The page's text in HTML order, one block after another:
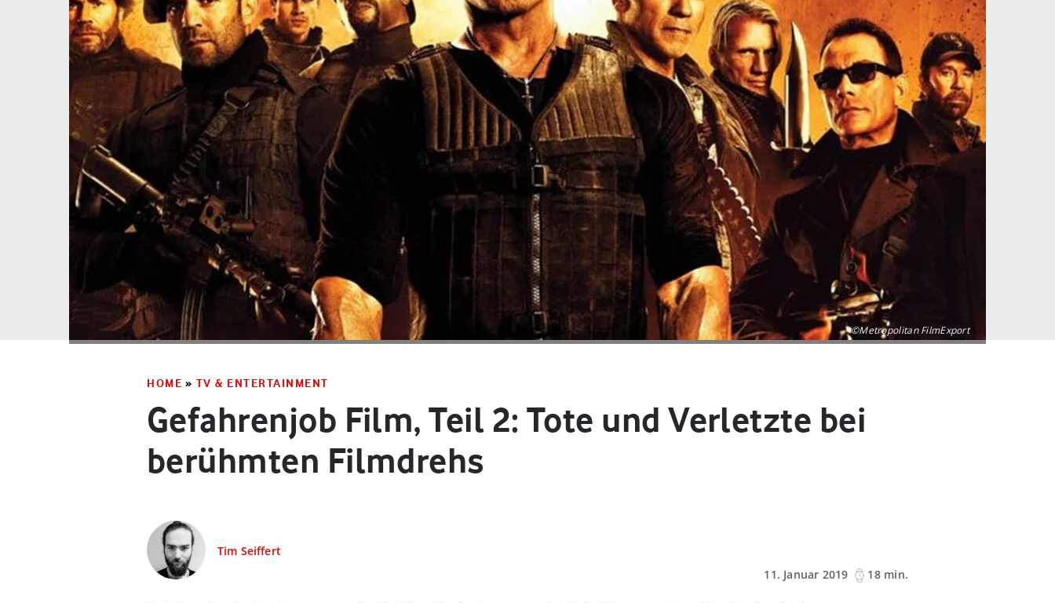
©Metropolitan FilmExport
HOME » TV & ENTERTAINMENT
Gefahrenjob Film, Teil 2: Tote und Verletzte bei
berühmten Filmdrehs
Tim Seiffert
11. Januar 2019
18 min.